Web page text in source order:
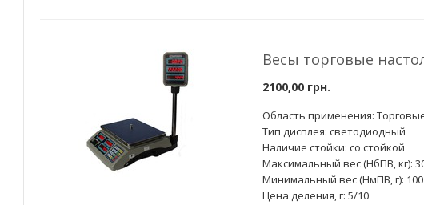
Весы торговые
2100,00 грн.
Область применения:
Тип дисплея: светодиодный
Наличие стойки: со стойкой
Максимальный вес (НбПВ, кг):
Минимальный вес (НмПВ, г): 100
Цена деления, г: 5/10